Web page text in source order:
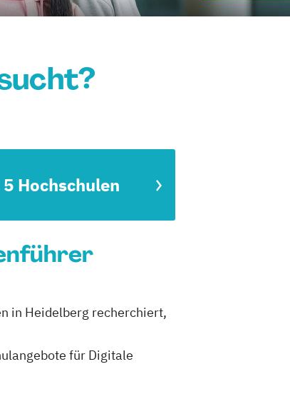
5 Hochschulen
in Heidelberg recherchiert,
für Digitale